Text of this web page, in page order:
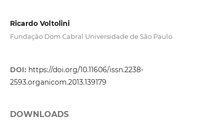
Ricardo Voltolini
Fundação Dom Cabral Universidade de São Paulo
DOI: https://doi.org/10.11606/issn.2238-
2593.organicom.2013.139179
DOWNLOADS